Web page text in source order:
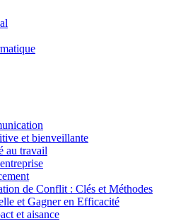
et bienveillante
au travail
de Conflit : Clés et Méthodes
et Gagner en Efficacité
et aisance